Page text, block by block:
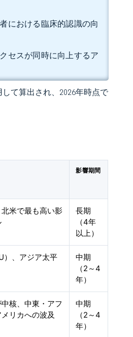
における臨床的認識の向
セスが同時に向上するア
て算出され、2026年時点で
影響期間
米で最も高い影
長期
（4年
以上）
）、アジア太平
中期
（2～4
年）
核、中東・アフ
リカへの波及
中期
（2～4
年）